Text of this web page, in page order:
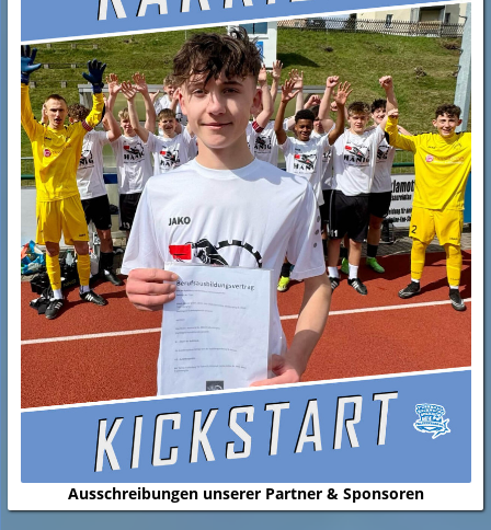
Ausschreibungen unserer Partner & Sponsoren